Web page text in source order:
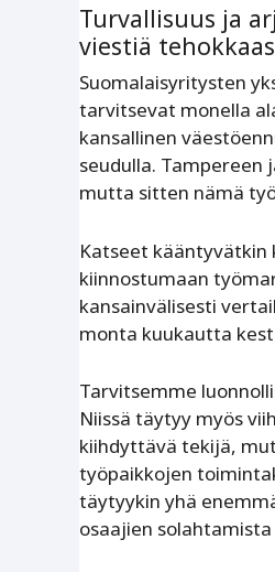
Turvallisuus ja
viestiä
Suomalaisyritysten
tarvitsevat monella
kansallinen
seudulla. Tampereen
mutta sitten nämä
Katseet kääntyvätkin
kiinnostumaan
kansainvälisesti
monta kuukautta
Tarvitsemme
Niissä täytyy myös
kiihdyttävä tekijä,
työpaikkojen
täytyykin yhä
osaajien